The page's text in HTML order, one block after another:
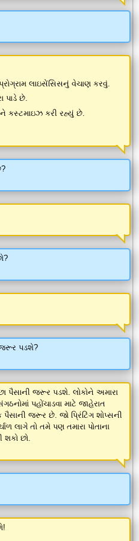
લાઇસેંસિસનું વેચાણ કરવું.
પાડે છે.
કસ્ટમાઇઝ કરી રહ્યું છે.
જરૂર પડશે?
પૈસાની જરૂર પડશે. લોકોને અમારા
પહોંચાડવા માટે જાહેરાત
પૈસાની જરૂર છે. જો પ્રિંટિંગ શોપ્સની
લાગે તો તમે પણ તમારા પોતાના
છો.